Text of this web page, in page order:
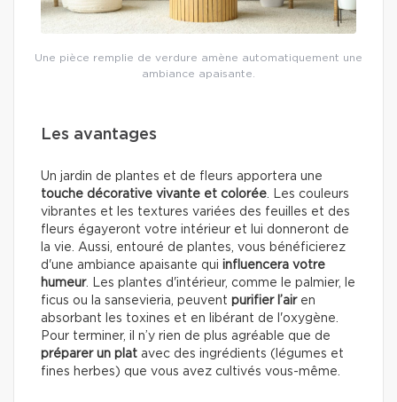
Une pièce remplie de verdure amène automatiquement une
ambiance apaisante.
Les avantages
Un jardin de plantes et de fleurs apportera une
touche décorative vivante et colorée. Les couleurs
vibrantes et les textures variées des feuilles et des
fleurs égayeront votre intérieur et lui donneront de
la vie. Aussi, entouré de plantes, vous bénéficierez
d'une ambiance apaisante qui influencera votre
humeur. Les plantes d'intérieur, comme le palmier, le
ficus ou la sansevieria, peuvent purifier l’airen
absorbant les toxines et en libérant de l'oxygène.
Pour terminer, il n’y rien de plus agréable que de
préparer un plat avec des ingrédients (légumes et
fines herbes) que vous avez cultivés vous-même.